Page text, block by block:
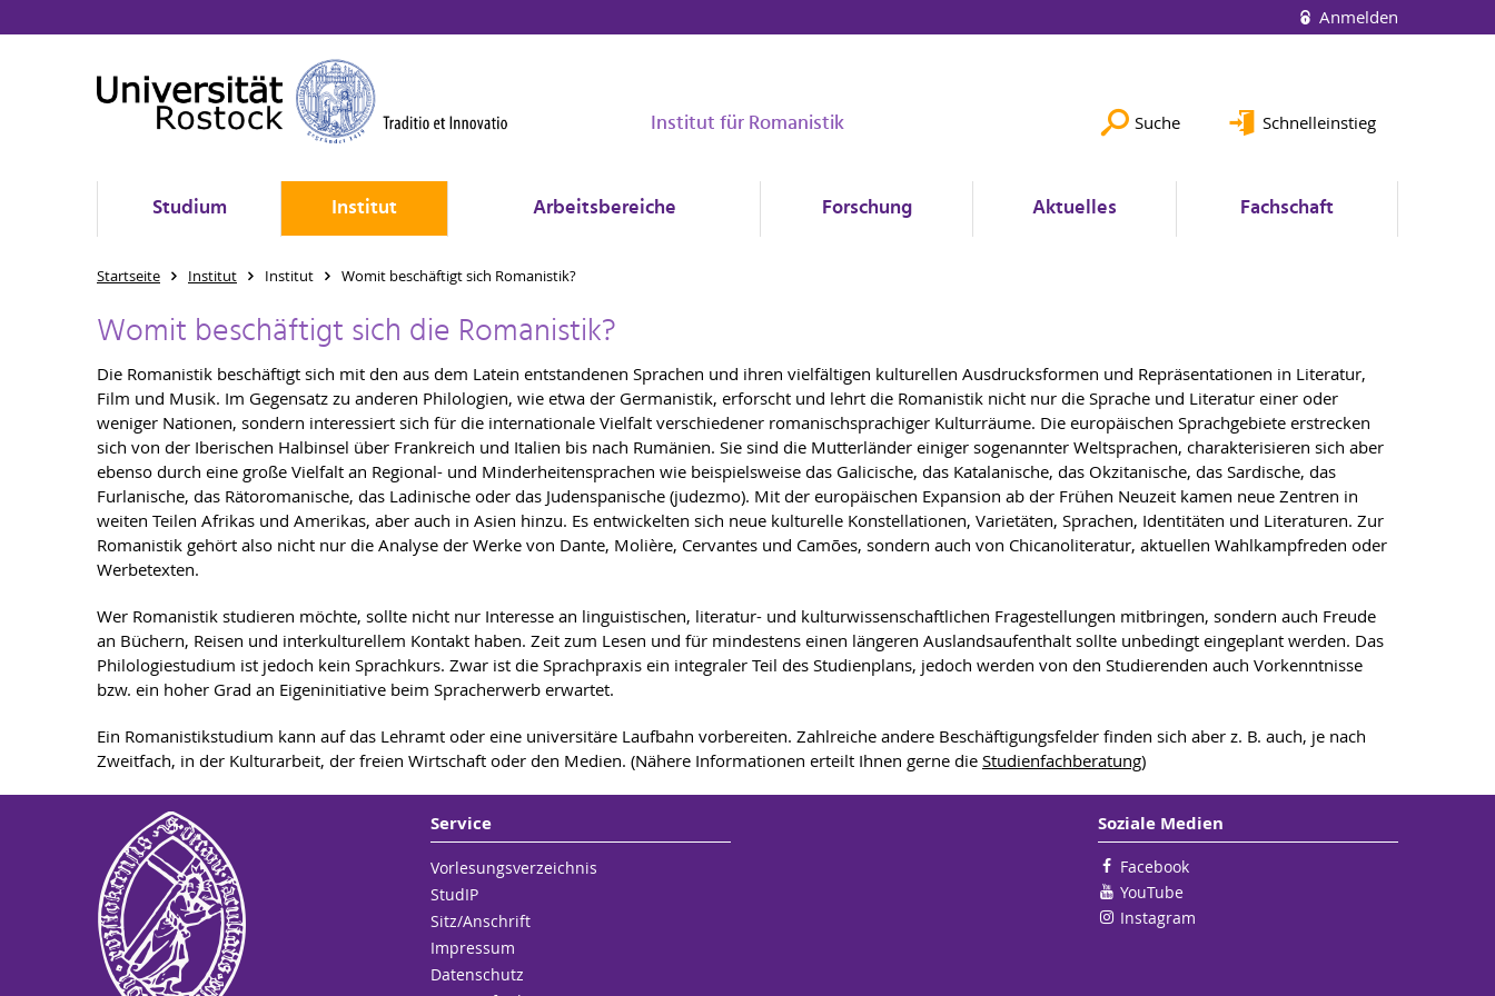
Anmelden
Institut für Romanistik Suche Schnelleinstieg
Studium Institut Arbeitsbereiche Forschung Aktuelles Fachschaft
Startseite Institut Institut Womit beschäftigt sich Romanistik?
Womit beschäftigt sich die Romanistik?
Die Romanistik beschäftigt sich mit den aus dem Latein entstandenen Sprachen und ihren vielfältigen kulturellen Ausdrucksformen und Repräsentationen in Literatur,
Film und Musik. Im Gegensatz zu anderen Philologien, wie etwa der Germanistik, erforscht und lehrt die Romanistik nicht nur die Sprache und Literatur einer oder
weniger Nationen, sondern interessiert sich für die internationale Vielfalt verschiedener romanischsprachiger Kulturräume. Die europäischen Sprachgebiete erstrecken
sich von der Iberischen Halbinsel über Frankreich und Italien bis nach Rumänien. Sie sind die Mutterländer einiger sogenannter Weltsprachen, charakterisieren sich aber
ebenso durch eine große Vielfalt an Regional- und Minderheitensprachen wie beispielsweise das Galicische, das Katalanische, das Okzitanische, das Sardische, das
Furlanische, das Rätoromanische, das Ladinische oder das Judenspanische (judezmo). Mit der europäischen Expansion ab der Frühen Neuzeit kamen neue Zentren in
weiten Teilen Afrikas und Amerikas, aber auch in Asien hinzu. Es entwickelten sich neue kulturelle Konstellationen, Varietäten, Sprachen, Identitäten und Literaturen. Zur
Romanistik gehört also nicht nur die Analyse der Werke von Dante, Molière, Cervantes und Camões, sondern auch von Chicanoliteratur, aktuellen Wahlkampfreden oder
Werbetexten.
Wer Romanistik studieren möchte, sollte nicht nur Interesse an linguistischen, literatur- und kulturwissenschaftlichen Fragestellungen mitbringen, sondern auch Freude
an Büchern, Reisen und interkulturellem Kontakt haben. Zeit zum Lesen und für mindestens einen längeren Auslandsaufenthalt sollte unbedingt eingeplant werden. Das
Philologiestudium ist jedoch kein Sprachkurs. Zwar ist die Sprachpraxis ein integraler Teil des Studienplans, jedoch werden von den Studierenden auch Vorkenntnisse
bzw. ein hoher Grad an Eigeninitiative beim Spracherwerb erwartet.
Ein Romanistikstudium kann auf das Lehramt oder eine universitäre Laufbahn vorbereiten. Zahlreiche andere Beschäftigungsfelder finden sich aber z. B. auch, je nach
Zweitfach, in der Kulturarbeit, der freien Wirtschaft oder den Medien. (Nähere Informationen erteilt Ihnen gerne die Studienfachberatung)
Service
Vorlesungsverzeichnis
StudIP
Sitz/Anschrift
Impressum
Datenschutz
Soziale Medien
Facebook
YouTube
Instagram